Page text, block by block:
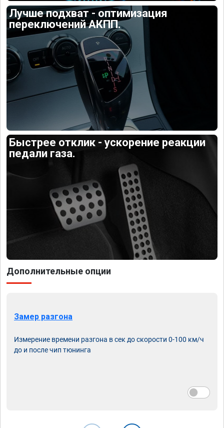
Лучше подхват - оптимизация
переключений АКПП.
Быстрее отклик - ускорение реакции
педали газа.
Дополнительные опции
Замер разгона
Измерение времени разгона в сек до скорости 0-100 км/ч
до и после чип тюнинга